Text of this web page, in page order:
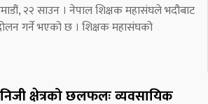
२२ साउन । नेपाल शिक्षक महासंघले भदौबाट
गर्ने भएको छ । शिक्षक महासंघको
क्षेत्रको छलफलः व्यवसायिक